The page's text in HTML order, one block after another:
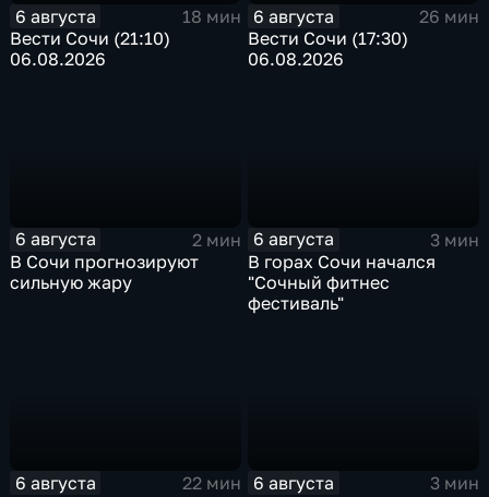
6 августа
18 мин
Вести Сочи (21:10)
06.08.2026
6 августа
26 мин
Вести Сочи (17:30)
06.08.2026
6 августа
2 мин
В Сочи прогнозируют
сильную жару
6 августа
3 мин
В горах Сочи начался
"Сочный фитнес
фестиваль"
6 августа
22 мин
6 августа
3 мин